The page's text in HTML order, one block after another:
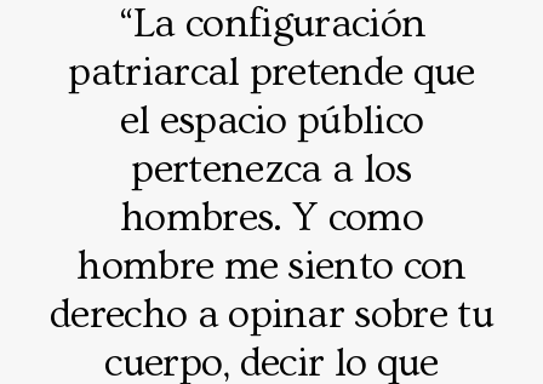
“La configuración
patriarcal pretende que
el espacio público
pertenezca a los
hombres. Y como
hombre me siento con
derecho a opinar sobre tu
cuerpo, decir lo que